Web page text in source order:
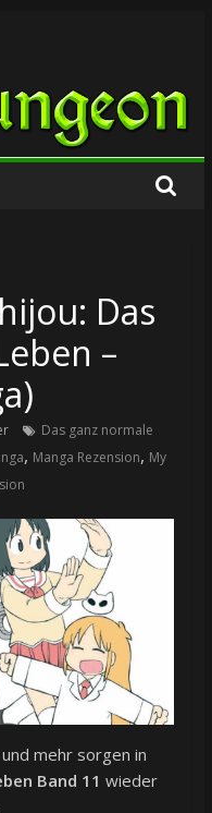
Das
–
Das ganz normale
, Manga Rezension, My
mehr sorgen in
Band 11 wieder